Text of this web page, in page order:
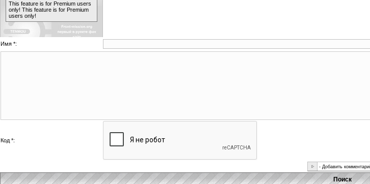
This feature is for Premium users
only! This feature is for Premium
users only!
Имя *:
Код *:
Поиск